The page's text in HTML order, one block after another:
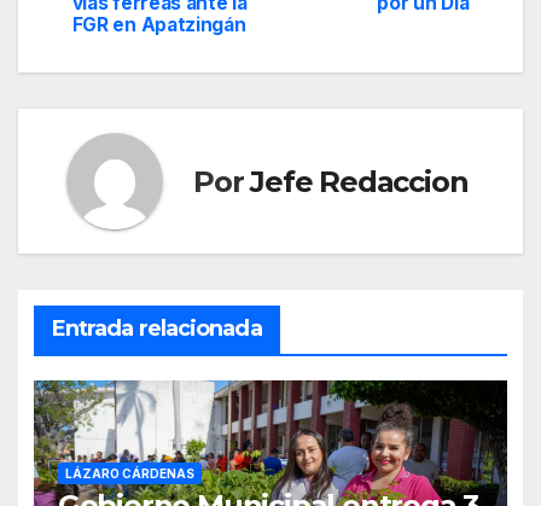
de
entradas
FGR en Apatzingán
PorJefe Redaccion
Entrada relacionada
LÁZARO CÁRDENAS